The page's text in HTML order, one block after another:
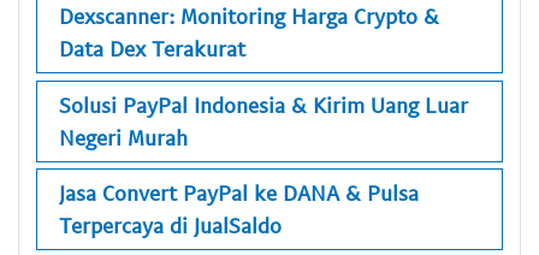
Dexscanner: Monitoring Harga Crypto &
Data Dex Terakurat
Solusi PayPal Indonesia & Kirim Uang Luar
Negeri Murah
Jasa Convert PayPal ke DANA & Pulsa
Terpercaya di JualSaldo